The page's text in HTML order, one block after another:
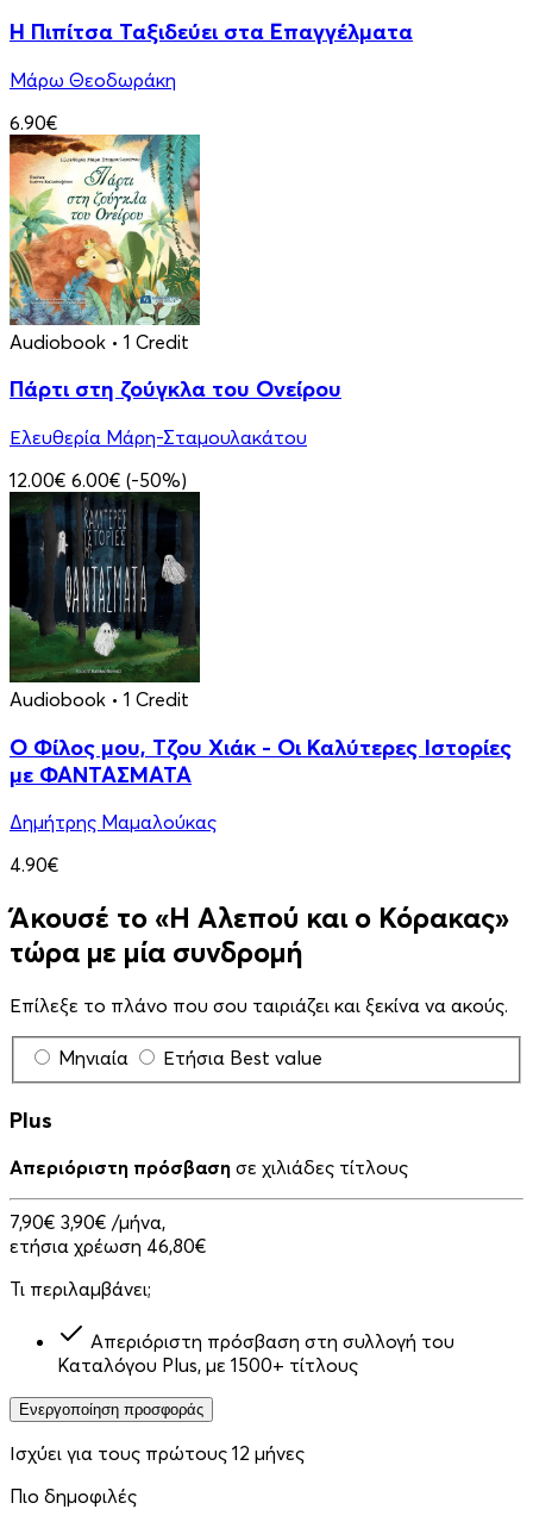
Η Πιπίτσα Ταξιδεύει στα Επαγγέλματα
Μάρω Θεοδωράκη
6.90€
Audiobook • 1 Credit
Πάρτι στη ζούγκλα του Ονείρου
Ελευθερία Μάρη-Σταμουλακάτου
12.00€ 6.00€ (-50%)
Audiobook • 1 Credit
Ο Φίλος μου, Τζου Χιάκ - Οι Καλύτερες Ιστορίες
με ΦΑΝΤΑΣΜΑΤΑ
Δημήτρης Μαμαλούκας
4.90€
Άκουσέ το «Η Αλεπού και ο Κόρακας»
τώρα με μία συνδρομή
Επίλεξε το πλάνο που σου ταιριάζει και ξεκίνα να ακούς.
Μηνιαία Ετήσια Best value
Plus
Απεριόριστη πρόσβαση σε χιλιάδες τίτλους
7,90€ 3,90€ /μήνα,
ετήσια χρέωση 46,80€
Τι περιλαμβάνει;
Απεριόριστη πρόσβαση στη συλλογή του
Καταλόγου Plus, με 1500+ τίτλους
Ενεργοποίηση προσφοράς
Ισχύει για τους πρώτους 12 μήνες
Πιο δημοφιλές